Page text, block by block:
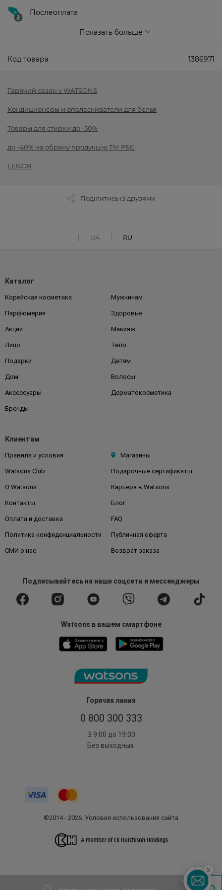
Послеоплата
Показать больше
Код товара 1386971
Гарячий сезон у WATSONS
Кондиционеры и ополаскиватели для белья
Товары для стирки до -50%
до -40% на обрану продукцію ТМ P&G
LENOR
Поділитись із друзями
UA RU
Горячая линия
0 800 300 333
З 9:00 до 19:00
Без выходных
Каталог
Корейская косметика Мужчинам
Парфюмерия Здоровье
Акции Макияж
Лицо Тело
Подарки Детям
Дом Волосы
Аксессуары Дерматокосметика
Бренды
Клиентам
Правила и условия Магазины
Watsons Club Подарочные сертификаты
О Watsons Карьера в Watsons
Контакты Блог
Оплата и доставка FAQ
Политика конфиденциальности Публичная оферта
СМИ о нас Возврат заказа
Подписывайтесьна наши соцсети и мессенджеры
Watsons в вашем смартфоне
©2014 - 2026. Условия использования сайта
x